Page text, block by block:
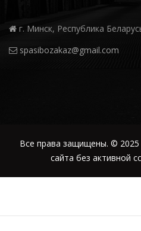
г. Минск, Республика
spasibozakaz@gmail.com
Все права защищены. ©
сайта без активной